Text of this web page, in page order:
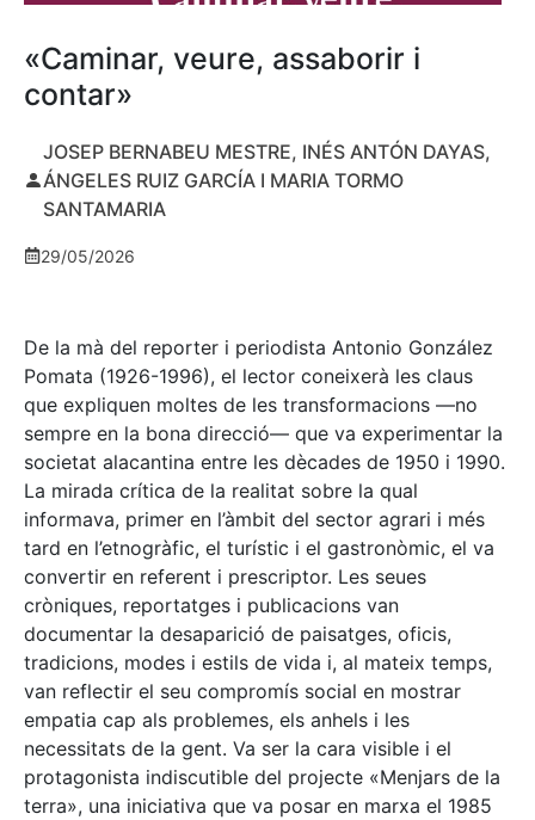
«Caminar, veure, assaborir i
contar»
JOSEP BERNABEU MESTRE, INÉS ANTÓN DAYAS,
ÁNGELES RUIZ GARCÍA I MARIA TORMO
SANTAMARIA
29/05/2026
De la mà del reporter i periodista Antonio González
Pomata (1926-1996), el lector coneixerà les claus
que expliquen moltes de les transformacions —no
sempre en la bona direcció— que va experimentar la
societat alacantina entre les dècades de 1950 i 1990.
La mirada crítica de la realitat sobre la qual
informava, primer en l’àmbit del sector agrari i més
tard en l’etnogràfic, el turístic i el gastronòmic, el va
convertir en referent i prescriptor. Les seues
cròniques, reportatges i publicacions van
documentar la desaparició de paisatges, oficis,
tradicions, modes i estils de vida i, al mateix temps,
van reflectir el seu compromís social en mostrar
empatia cap als problemes, els anhels i les
necessitats de la gent. Va ser la cara visible i el
protagonista indiscutible del projecte «Menjars de la
terra», una iniciativa que va posar en marxa el 1985